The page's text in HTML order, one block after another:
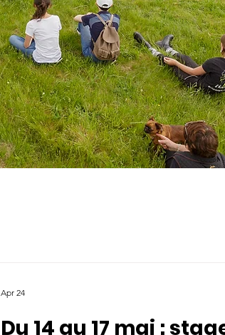
Du 14 au 17 mai :
Apr 24